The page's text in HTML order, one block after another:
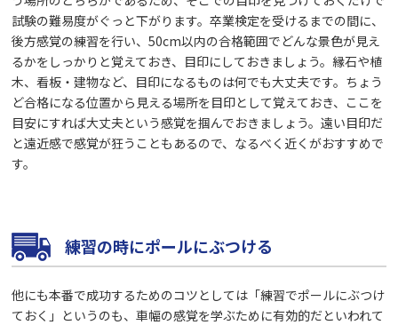
試験の難易度がぐっと下がります。卒業検定を受けるまでの間に、
後方感覚の練習を行い、50cm以内の合格範囲でどんな景色が見え
るかをしっかりと覚えておき、目印にしておきましょう。縁石や植
木、看板・建物など、目印になるものは何でも大丈夫です。ちょう
ど合格になる位置から見える場所を目印として覚えておき、ここを
目安にすれば大丈夫という感覚を掴んでおきましょう。遠い目印だ
と遠近感で感覚が狂うこともあるので、なるべく近くがおすすめで
す。
練習の時にポールにぶつける
他にも本番で成功するためのコツとしては「練習でポールにぶつけ
ておく」というのも、車幅の感覚を学ぶために有効的だといわれて